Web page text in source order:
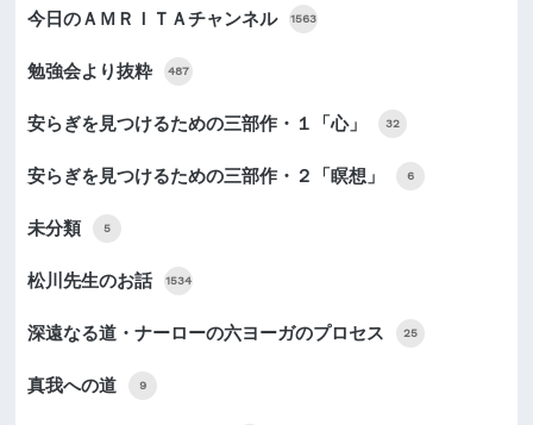
今日のＡＭＲＩＴＡチャンネル 1563
勉強会より抜粋 487
安らぎを見つけるための三部作・１「心」 32
安らぎを見つけるための三部作・２「瞑想」 6
未分類 5
松川先生のお話 1534
深遠なる道・ナーローの六ヨーガのプロセス 25
真我への道 9